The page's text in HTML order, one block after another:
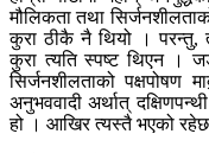
मौलिकता तथा
कुरा ठीकै नै थियो । परन्तु,
कुरा त्यति स्पष्ट थिएन ।
सिर्जनशीलताको पक्षपोषण
अनुभववादी अर्थात्
हो । आखिर त्यस्तै भएको रहेछ